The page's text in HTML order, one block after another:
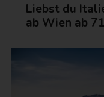
Liebst du
ab Wien ab